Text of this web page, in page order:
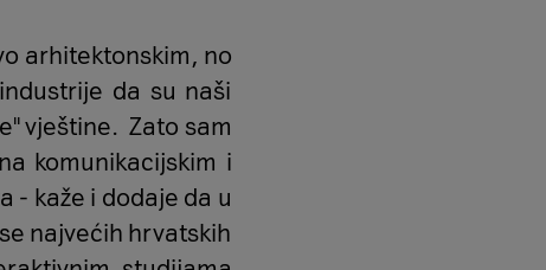
arhitektonskim, no
da su naši
vještine. Zato sam
komunikacijskim i
- kaže i dodaje da u
najvećih hrvatskih